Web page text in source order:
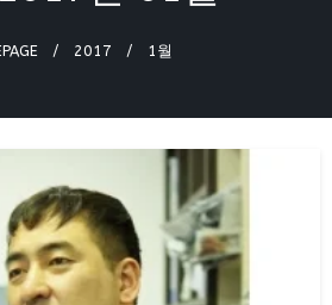
2017 1월